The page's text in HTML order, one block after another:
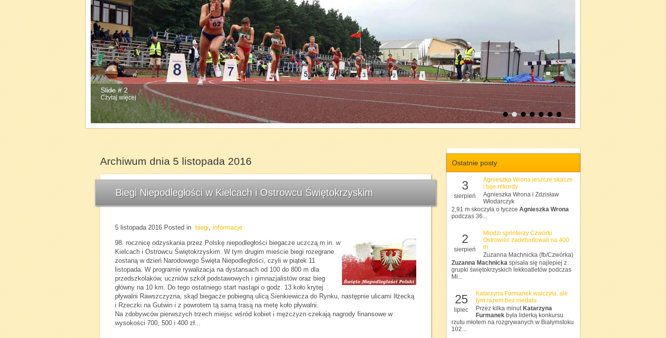
Slide # 2
Czytaj więcej
1 2 3 5 6 7
Ostatnie posty
3
sierpień
Agnieszka Wrona jeszcze skacze
i bije rekordy
Agnieszka Wrona i Zdzisław
Włodarczyk
2,91 m skoczyła o tyczce Agnieszka Wrona
podczas 36...
2
sierpień
Młodzi sprinterzy Czwórki
Ostrowiec zadebiutowali na 400
m
Zuzanna Machnicka (fb/Czwórka)
Zuzanna Machnicka spisała się najlepiej z
grupki świętokrzyskich lekkoatletów podczas
Mi...
25
lipiec
Katarzyna Furmanek walczyła, ale
tym razem bez medalu
Przez kilka minut Katarzyna
Furmanek była liderką konkursu
rzutu młotem na rozgrywanych w Białymstoku
102...
Archiwum dnia 5 listopada 2016
Biegi Niepodległości w Kielcach i Ostrowcu Świętokrzyskim
5 listopada 2016 Posted in biegi, informacje
98. rocznicę odzyskania przez Polskę niepodległości biegacze uczczą m.in. w
Kielcach i Ostrowcu Świętokrzyskim. W tym drugim mieście biegi rozegrane
zostaną w dzień Narodowego Święta Niepodległości, czyli w piątek 11
listopada. W programie rywalizacja na dystansach od 100 do 800 m dla
przedszkolaków, uczniów szkół podstawowych i gimnazjalistów oraz bieg
główny na 10 km. Do tego ostatniego start nastąpi o godz. 13 koło krytej
pływalni Rawszczyzna, skąd biegacze pobiegną ulicą Sienkiewicza do Rynku, następnie ulicami Iłżecką
i Rzeczki na Gutwin i z powrotem tą samą trasą na metę koło pływalni.
Na zdobywców pierwszych trzech miejsc wśród kobiet i mężczyzn czekają nagrody finansowe w
wysokości 700, 500 i 400 zł...